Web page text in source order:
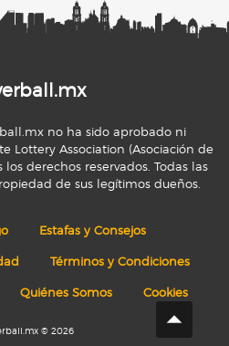
no ha sido aprobado ni
Lottery Association (Asociación de
derechos reservados. Todas las
de sus legítimos dueños.
Estafas y Consejos
Términos y Condiciones
Quiénes Somos Cookies
© 2026